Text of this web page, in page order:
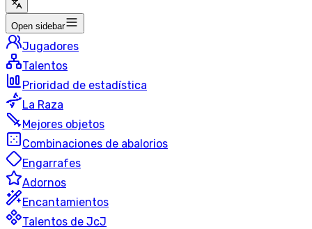
Open sidebar
Jugadores
Talentos
Prioridad de estadística
La Raza
Mejores objetos
Combinaciones de abalorios
Engarrafes
Adornos
Encantamientos
Talentos de JcJ